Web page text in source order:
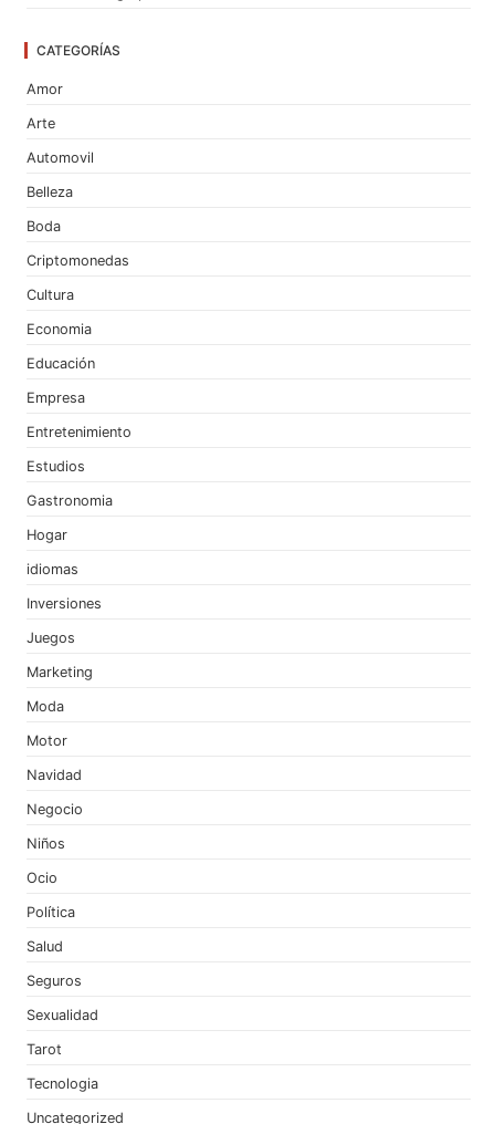
CATEGORÍAS
Amor
Arte
Automovil
Belleza
Boda
Criptomonedas
Cultura
Economia
Educación
Empresa
Entretenimiento
Estudios
Gastronomia
Hogar
idiomas
Inversiones
Juegos
Marketing
Moda
Motor
Navidad
Negocio
Niños
Ocio
Política
Salud
Seguros
Sexualidad
Tarot
Tecnologia
Uncategorized